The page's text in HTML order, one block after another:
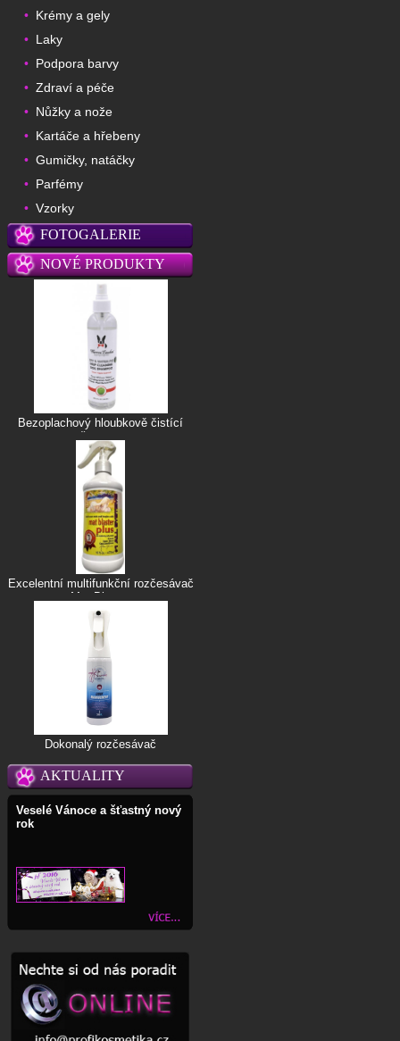
• Krémy a gely
• Laky
• Podpora barvy
• Zdraví a péče
• Nůžky a nože
• Kartáče a hřebeny
• Gumičky, natáčky
• Parfémy
• Vzorky
FOTOGALERIE
NOVÉ PRODUKTY
Bezoplachový hloubkově čistící
šampon
Excelentní multifunkční rozčesávač
Mat Blaster
Dokonalý rozčesávač
AKTUALITY
Veselé Vánoce a šťastný nový
rok